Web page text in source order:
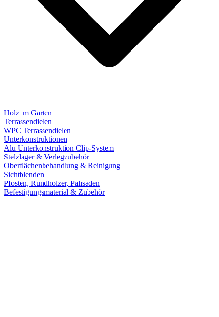
Holz im Garten
Terrassendielen
WPC Terrassendielen
Unterkonstruktionen
Alu Unterkonstruktion Clip-System
Stelzlager & Verlegzubehör
Oberflächenbehandlung & Reinigung
Sichtblenden
Pfosten, Rundhölzer, Palisaden
Befestigungsmaterial & Zubehör